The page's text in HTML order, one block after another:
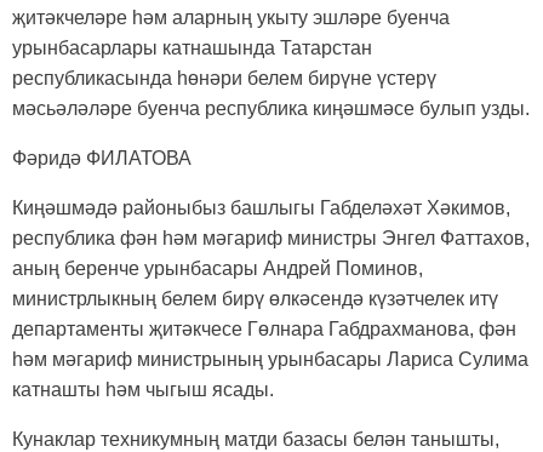
җитәкчеләре һәм аларның укыту эшләре буенча
урынбасарлары катнашында Татарстан
республикасында һөнәри белем бирүне үстерү
мәсьәләләре буенча республика киңәшмәсе булып узды.
Фәридә ФИЛАТОВА
Киңәшмәдә районыбыз башлыгы Габделәхәт Хәкимов,
республика фән һәм мәгариф министры Энгел Фаттахов,
аның беренче урынбасары Андрей Поминов,
министрлыкның белем бирү өлкәсендә күзәтчелек итү
департаменты җитәкчесе Гөлнара Габдрахманова, фән
һәм мәгариф министрының урынбасары Лариса Сулима
катнашты һәм чыгыш ясады.
Кунаклар техникумның матди базасы белән танышты,